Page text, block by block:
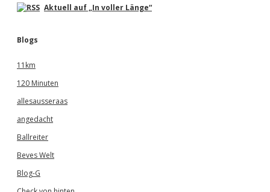
Aktuell auf „In voller Länge“
Blogs
11km
120 Minuten
allesausseraas
angedacht
Ballreiter
Beves Welt
Blog-G